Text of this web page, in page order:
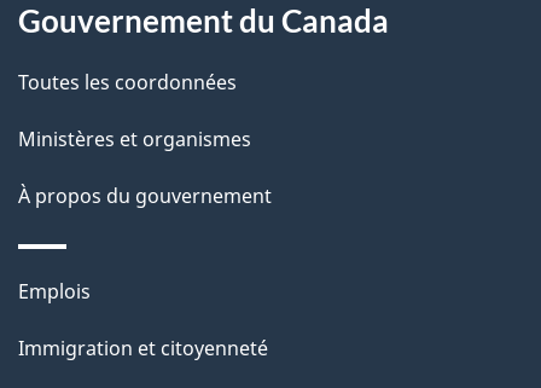
a
g
e
a
c
i
o
s
u
r
Gouvernement du Canada
Toutes les coordonnées
Ministères et organismes
À propos du gouvernement
Thèmes
sujets
Emplois
Immigration et citoyenneté